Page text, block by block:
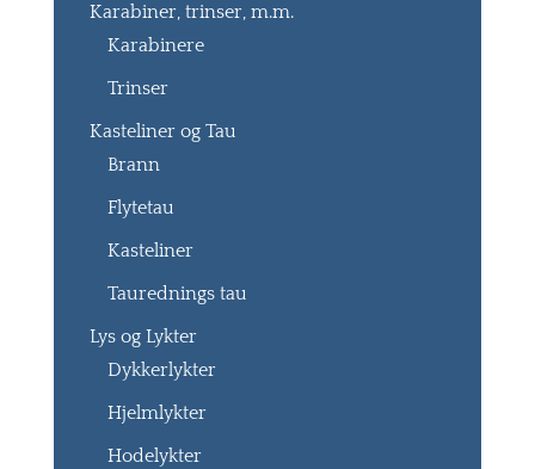
Karabiner, trinser, m.m.
Karabinere
Trinser
Kasteliner og Tau
Brann
Flytetau
Kasteliner
Taurednings tau
Lys og Lykter
Dykkerlykter
Hjelmlykter
Hodelykter